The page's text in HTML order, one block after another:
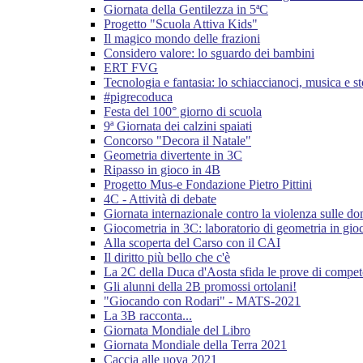
Giornata della Gentilezza in 5ªC
Progetto "Scuola Attiva Kids"
Il magico mondo delle frazioni
Considero valore: lo sguardo dei bambini
ERT FVG
Tecnologia e fantasia: lo schiaccianoci, musica e
#pigrecoduca
Festa del 100° giorno di scuola
9ª Giornata dei calzini spaiati
Concorso "Decora il Natale"
Geometria divertente in 3C
Ripasso in gioco in 4B
Progetto Mus-e Fondazione Pietro Pittini
4C - Attività di debate
Giornata internazionale contro la violenza sulle
Giocometria in 3C: laboratorio di geometria in
Alla scoperta del Carso con il CAI
Il diritto più bello che c'è
La 2C della Duca d'Aosta sfida le prove di
Gli alunni della 2B promossi ortolani!
"Giocando con Rodari" - MATS-2021
La 3B racconta...
Giornata Mondiale del Libro
Giornata Mondiale della Terra 2021
Caccia alle uova 2021